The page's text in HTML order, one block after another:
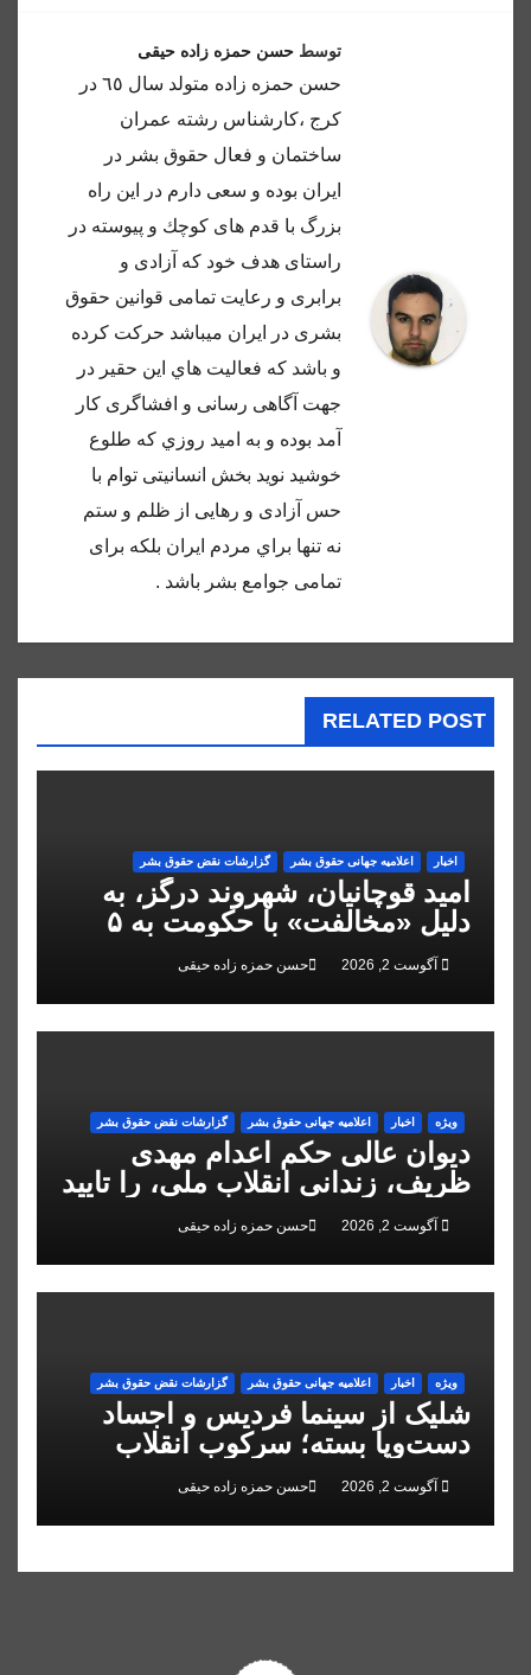
توسط حسن حمزه زاده حیقی
حسن حمزه زاده متولد سال ٦٥ در
كرج ،كارشناس رشته عمران
ساختمان و فعال حقوق بشر در
ايران بوده و سعى دارم در اين راه
بزرگ با قدم هاى كوچك و پيوسته در
راستاى هدف خود كه آزادى و
برابرى و رعايت تمامى قوانين حقوق
بشرى در ايران ميباشد حركت كرده
و باشد كه فعاليت هاي اين حقير در
جهت آگاهى رسانى و افشاگرى كار
آمد بوده و به اميد روزي كه طلوع
خوشيد نويد بخش انسانيتى توام با
حس آزادى و رهايى از ظلم و ستم
نه تنها براي مردم ايران بلكه براى
تمامى جوامع بشر باشد .
RELATED POST
اخبار اعلاميه جهانی حقوق بشر گزارشات نقض حقوق بشر
امید قوچانیان، شهروند درگز، به
دلیل «مخالفت» با حکومت به ۵
سال زندان محکوم شد
آگوست 2, 2026 حسن حمزه زاده حیقی
ویژه اخبار اعلاميه جهانی حقوق بشر گزارشات نقض حقوق بشر
دیوان عالی حکم اعدام مهدی
ظریف، زندانی انقلاب ملی، را تایید
کردآگوست 2, 2026 حسن حمزه زاده حیقی
ویژه اخبار اعلاميه جهانی حقوق بشر گزارشات نقض حقوق بشر
شلیک از سینما فردیس و اجساد
دست‌وپا بسته؛ سرکوب انقلاب
ملی در البرز
آگوست 2, 2026 حسن حمزه زاده حیقی